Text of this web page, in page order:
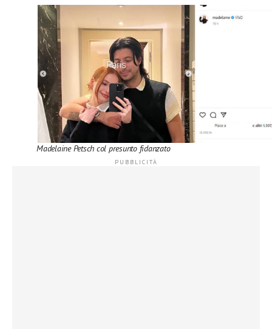
Madelaine Petsch col presunto fidanzato